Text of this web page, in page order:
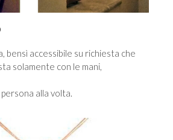
bensì accessibile su richiesta che
solamente con le mani,
alla volta.